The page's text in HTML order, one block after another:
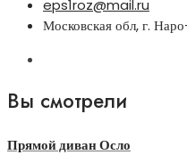
eps1roz@mail.ru
Московская обл, г.
Вы смотрели
Прямой диван Осло